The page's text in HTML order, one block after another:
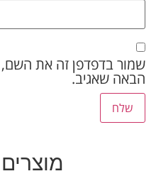
שמור בדפדפן זה את השם,
הבאה שאגיב.